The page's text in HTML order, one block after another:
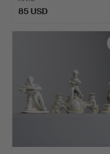
85 USD